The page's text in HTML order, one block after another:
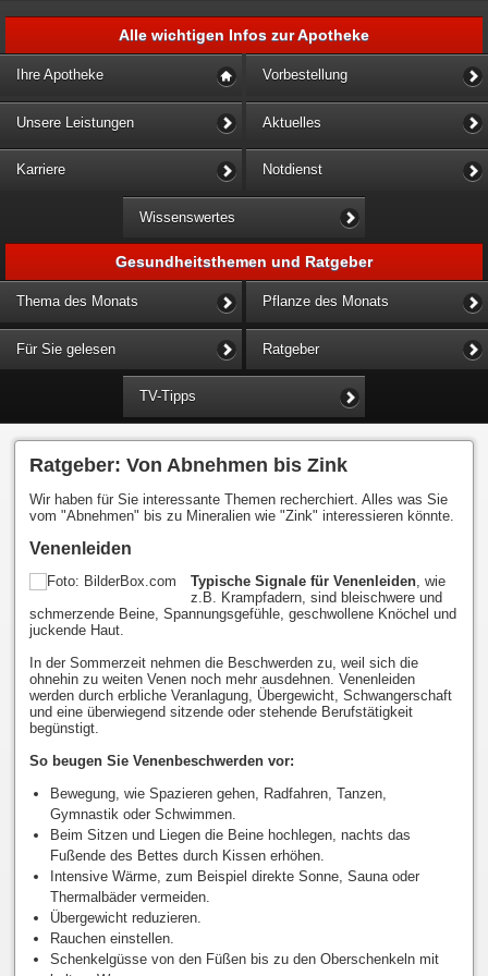
Alle wichtigen Infos zur Apotheke
Ihre Apotheke Vorbestellung
Unsere Leistungen Aktuelles
Karriere Notdienst
Wissenswertes
Gesundheitsthemen und Ratgeber
Thema des Monats Pflanze des Monats
Für Sie gelesen Ratgeber
TV-Tipps
Ratgeber: Von Abnehmen bis Zink
Wir haben für Sie interessante Themen recherchiert. Alles was Sie
vom "Abnehmen" bis zu Mineralien wie "Zink" interessieren könnte.
Venenleiden
Typische Signale für Venenleiden, wie
z.B. Krampfadern, sind bleischwere und
schmerzende Beine, Spannungsgefühle, geschwollene Knöchel und
juckende Haut.
In der Sommerzeit nehmen die Beschwerden zu, weil sich die
ohnehin zu weiten Venen noch mehr ausdehnen. Venenleiden
werden durch erbliche Veranlagung, Übergewicht, Schwangerschaft
und eine überwiegend sitzende oder stehende Berufstätigkeit
begünstigt.
So beugen Sie Venenbeschwerden vor:
Bewegung, wie Spazieren gehen, Radfahren, Tanzen,
Gymnastik oder Schwimmen.
Beim Sitzen und Liegen die Beine hochlegen, nachts das
Fußende des Bettes durch Kissen erhöhen.
Intensive Wärme, zum Beispiel direkte Sonne, Sauna oder
Thermalbäder vermeiden.
Übergewicht reduzieren.
Rauchen einstellen.
Schenkelgüsse von den Füßen bis zu den Oberschenkeln mit